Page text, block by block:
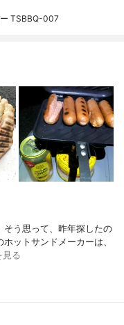
TSBBQ-007
そう思って、昨年探したの
ットサンドメーカーは、
見る